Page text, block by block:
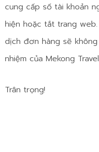
cung cấp số tài khoản
hiện hoặc tắt trang
dịch đơn hàng sẽ
nhiệm của Mekong
Trân trọng!